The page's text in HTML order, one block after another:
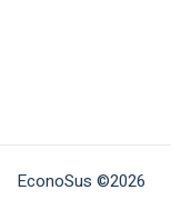
EconoSus ©2026